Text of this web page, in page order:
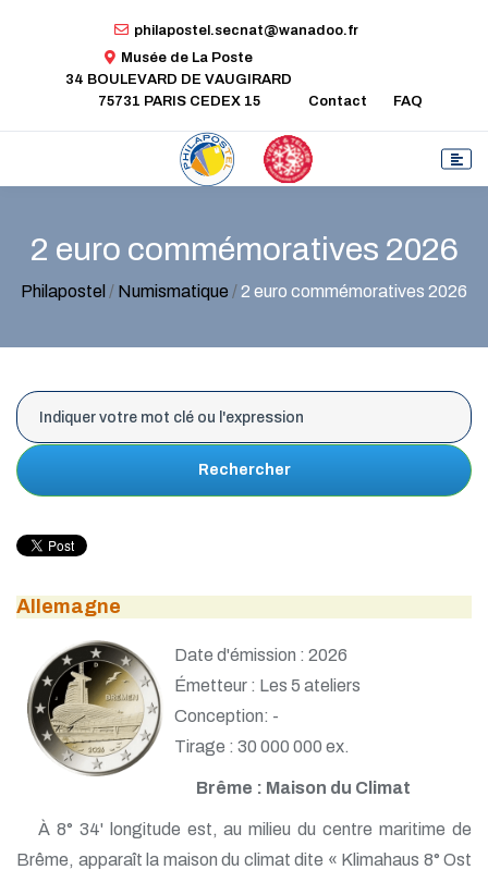
philapostel.secnat@wanadoo.fr
Musée de La Poste
34 BOULEVARD DE VAUGIRARD
75731 PARIS CEDEX 15
Contact FAQ
2 euro commémoratives 2026
Philapostel / Numismatique /2 euro commémoratives 2026
Rechercher
Allemagne
Date d'émission : 2026
Émetteur : Les 5 ateliers
Conception: -
Tirage : 30 000 000 ex.
Brême : Maison du Climat
À 8° 34' longitude est, au milieu du centre maritime de
Brême, apparaît la maison du climat dite « Klimahaus 8° Ost